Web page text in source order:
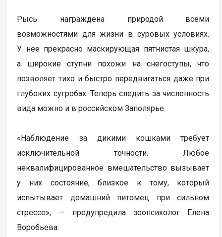
Рысь награждена природой всеми
возможностями для жизни в суровых условиях.
У нее прекрасно маскирующая пятнистая шкура,
а широкие ступни похожи на снегоступы, что
позволяет тихо и быстро передвигаться даже при
глубоких сугробах. Теперь следить за численность
вида можно и в российском Заполярье.
«Наблюдение за дикими кошками требует
исключительной точности. Любое
неквалифицированное вмешательство вызывает
у них состояние, близкое к тому, который
испытывает домашний питомец при сильном
стрессе», — предупредила зоопсихолог Елена
Воробьева.